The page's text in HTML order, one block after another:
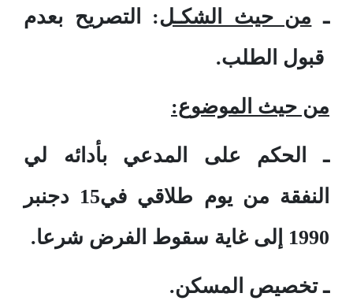
ـ من حيث الشكـل: التصريح بعدم
قبول الطلب.
من حيث الموضوع:
ـ الحكم على المدعي بأدائه لي
النفقة من يوم طلاقي في15 دجنبر
1990 إلى غاية سقوط الفرض شرعا.
ـ تخصيص المسكن.